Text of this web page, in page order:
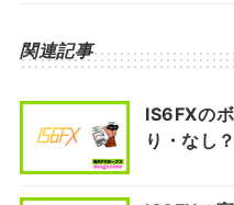
関連記事
IS6FXの
り・なし？